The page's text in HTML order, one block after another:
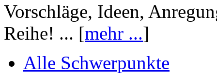
Vorschläge, Ideen,
Reihe! ... [mehr ...]
Alle Schwerpunkte